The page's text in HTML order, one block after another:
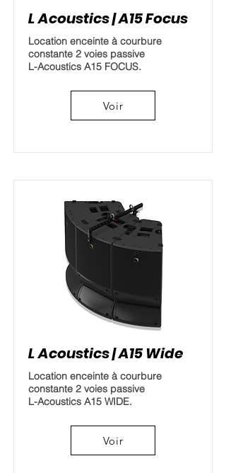
L Acoustics | A15 Focus
Location enceinte à courbure
constante 2 voies passive
L-Acoustics A15 FOCUS.
Voir
L Acoustics | A15 Wide
Location enceinte à courbure
constante 2 voies passive
L-Acoustics A15 WIDE.
Voir